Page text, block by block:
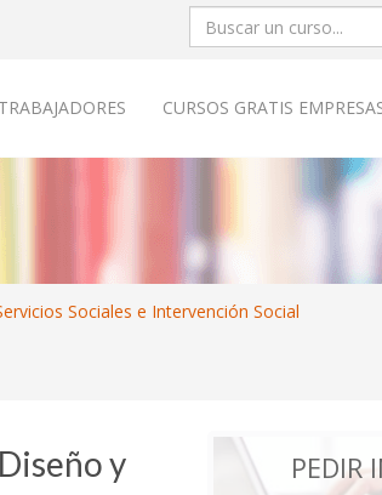
CURSOS GRATIS
Sociales e Intervención Social
y
PEDIR